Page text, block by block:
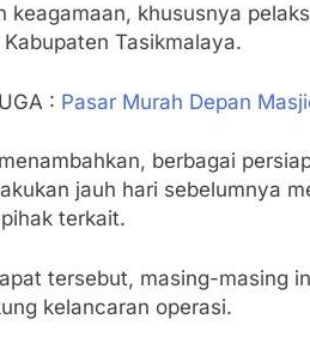
keagamaan, khususnya
Tasikmalaya.
: Pasar Murah Depan
berbagai
jauh hari sebelumnya
terkait.
tersebut, masing-masing
kelancaran operasi.